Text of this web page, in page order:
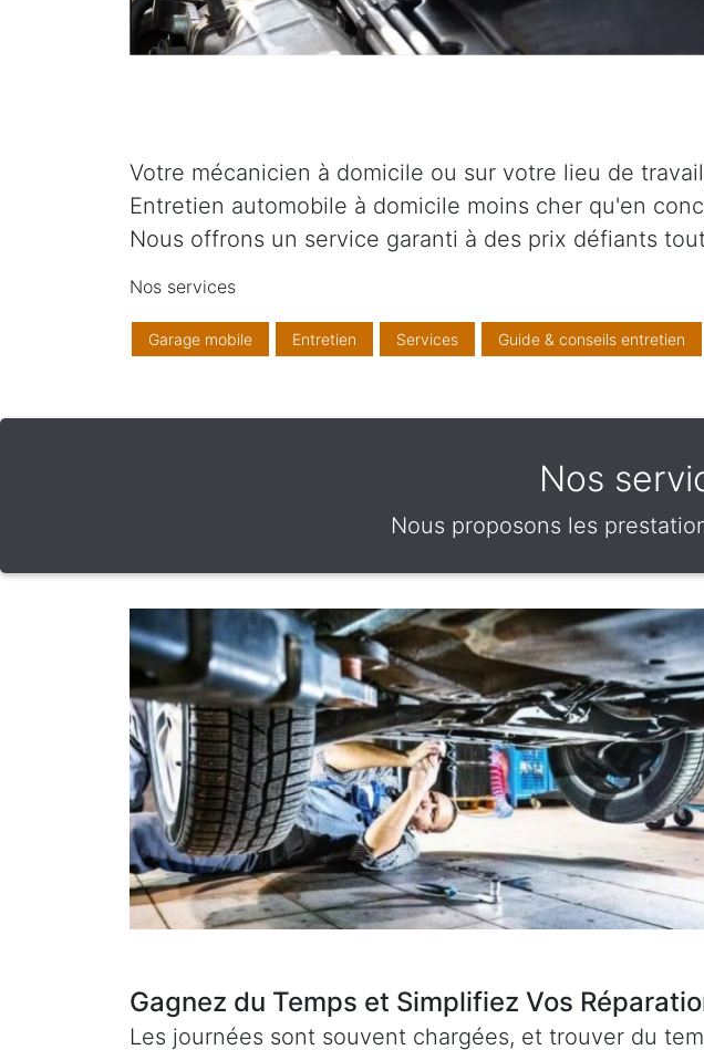
Votre mécanicien à domicile ou sur votre lieu de
Entretien automobile à domicile moins cher qu'en
Nous offrons un service garanti à des prix défiants
Nos services
Garage mobile Entretien Services Guide & conseils entretien
Nos
Nous proposons les
Gagnez du Temps et Simplifiez Vos
Les journées sont souvent chargées, et trouver du